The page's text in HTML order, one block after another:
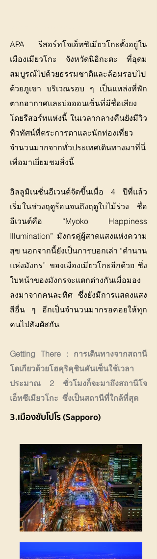
APA รีสอร์ทโจเอ็ทซึเมียวโกะตั้งอยู่ใน
เมืองเมียวโกะ จังหวัดนิอิกะตะ ที่อุดม
สมบูรณ์ไปด้วยธรรมชาติและล้อมรอบไป
ด้วยภูเขา บริเวณรอบ ๆ เป็นแหล่งที่พัก
ตากอากาศและบ่อออนเซ็นที่มีชื่อเสียง
โดยรีสอร์ทแห่งนี้ ในเวลากลางคืนยังมีวิว
ทิวทัศน์ที่ตระการตาและนักท่องเที่ยว
จำนวนมากจากทั่วประเทศเดินทางมาที่นี่
เพื่อมาเยี่ยมชมสิ่งนี้
อิลลูมิเนชั่นอีเวนต์จัดขึ้นเมื่อ 4 ปีที่แล้ว
เริ่มในช่วงฤดูร้อนจนถึงฤดูใบไม้ร่วง ชื่อ
อีเวนต์คือ “Myoko Happiness
Illumination” มังกรคู่ผู้สาดแสงแห่งความ
สุข นอกจากนี้ยังเป็นการบอกเล่า “ตำนาน
แห่งมังกร” ของเมืองเมียวโกะอีกด้วย ซึ่ง
ใบหน้าของมังกรจะแตกต่างกันเมื่อมอง
ลงมาจากคนละทิศ ซึ่งยังมีการแสดงแสง
สีอื่น ๆ อีกเป็นจำนวนมากรอคอยให้ทุก
คนไปสัมผัสกัน
Getting There : การเดินทางจากสถานี
โตเกียวด้วยโฮคุริคุชินคันเซ็นใช้เวลา
ประมาณ 2 ชั่วโมงก็จะมาถึงสถานีโจ
เอ็ทซึเมียวโกะ ซึ่งเป็นสถานีที่ใกล้ที่สุด
3.เมืองซับโปโร (Sapporo)